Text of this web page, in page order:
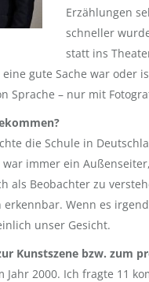
Erzählungen
schneller
statt ins
gute Sache war oder
Sprache – nur mit
die Schule in
immer ein
als Beobachter zu
Wenn es
unser Gesicht.
Kunstszene bzw. zum
2000. Ich fragte 11